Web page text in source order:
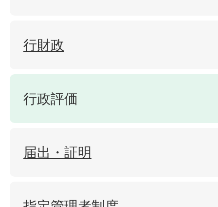
行財政
行政評価
届出・証明